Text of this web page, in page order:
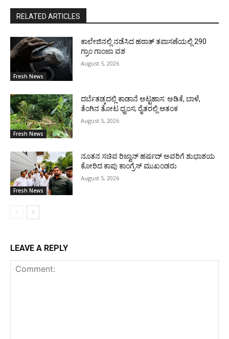
RELATED ARTICLES
Fresh News
ಕಾಲೇಜಿನಲ್ಲಿ ನಡೆಸಿದ ಹಠಾತ್ ತಪಾಸಣೆಯಲ್ಲಿ 290
ಗ್ರಾಂ ಗಾಂಜಾ ವಶ
August 5, 2026
Fresh News
ದರ್ಬೆತಡ್ಕದಲ್ಲಿ ಕಾಡಾನೆ ಅಟ್ಟಹಾಸ: ಅಡಿಕೆ, ಬಾಳೆ,
ತೆಂಗಿನ ತೋಟ ಧ್ವಂಸ; ರೈತರಲ್ಲಿ ಆತಂಕ
August 5, 2026
Fresh News
ನೂತನ ಸಚಿವ ರಿಜ್ವಾನ್ ಹರ್ಷದ್ ಅವರಿಗೆ ಶುಭಾಶಯ
ಕೋರಿದ ಕಾಪು ಕಾಂಗ್ರೆಸ್ ಮುಖಂಡರು
August 5, 2026
LEAVE A REPLY